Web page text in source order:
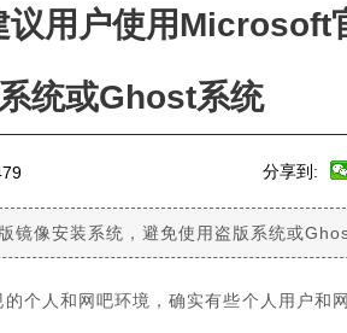
议用户使用Microsoft
统或Ghost系统
分享到:
镜像安装系统，避免使用盗版系统或
个人和网吧环境，确实有些个人用户和